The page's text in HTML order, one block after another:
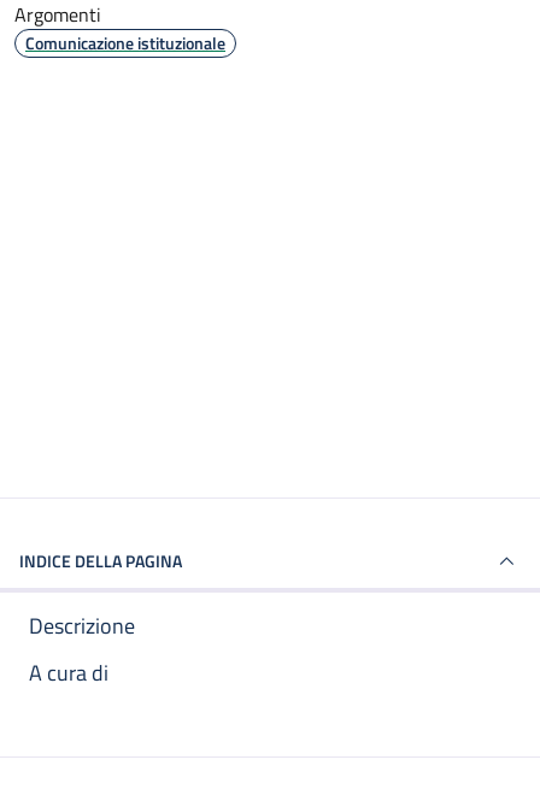
Argomenti
Comunicazione istituzionale
INDICE DELLA PAGINA
Descrizione
A cura di